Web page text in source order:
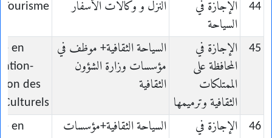
44
الإجازة في
السياحة
النزل و وكالات الأسفار Tourisme
45
الإجازة في
المحافظة على
الممتلكات
الثقافية وترميمها
السياحة الثقافية+ موظف في
مؤسسات وزارة الشؤون
الثقافية
en
des
Culturels
46
الإجازة في
السياحة الثقافية+مؤسسات
en